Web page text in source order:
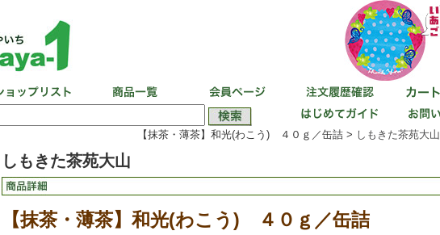
【抹茶・薄茶】和光(わこう) ４０ｇ／缶詰 > しもきた茶苑大山
しもきた茶苑大山
【抹茶・薄茶】和光(わこう) ４０ｇ／缶詰